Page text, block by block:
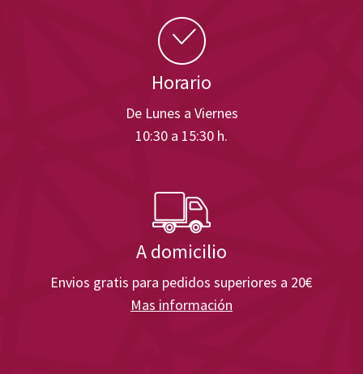
Horario
De Lunes a Viernes
10:30 a 15:30 h.
A domicilio
Envios gratis para pedidos superiores a 20€
Mas información